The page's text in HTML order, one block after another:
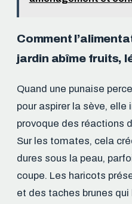
Comment
jardin abîme fruits,
Quand une punaise
pour aspirer la sève,
provoque des réactions
Sur les tomates, cela
dures sous la peau,
coupe. Les haricots
et des taches brunes